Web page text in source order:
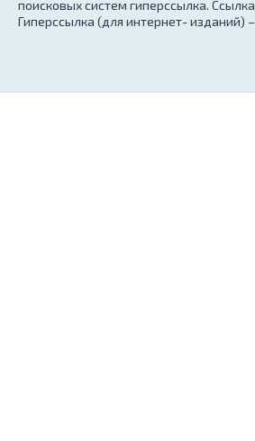
поисковых систем гиперссылка.
Гиперссылка (для интернет-